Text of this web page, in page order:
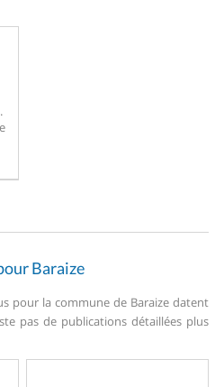
Baraize
pour la commune de Baraize datent
pas de publications détaillées plus